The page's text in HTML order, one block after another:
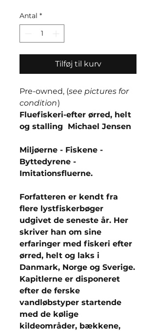
Antal *
Tilføj til kurv
Pre-owned, (see pictures for
condition)
Fluefiskeri-efter ørred, helt
og stalling Michael Jensen
Miljøerne - Fiskene -
Byttedyrene -
Imitationsfluerne.
Forfatteren er kendt fra
flere lystfiskerbøger
udgivet de seneste år. Her
skriver han om sine
erfaringer med fiskeri efter
ørred, helt og laks i
Danmark, Norge og Sverige.
Kapitlerne er disponeret
efter de ferske
vandløbstyper startende
med de kølige
kildeområder, bækkene,